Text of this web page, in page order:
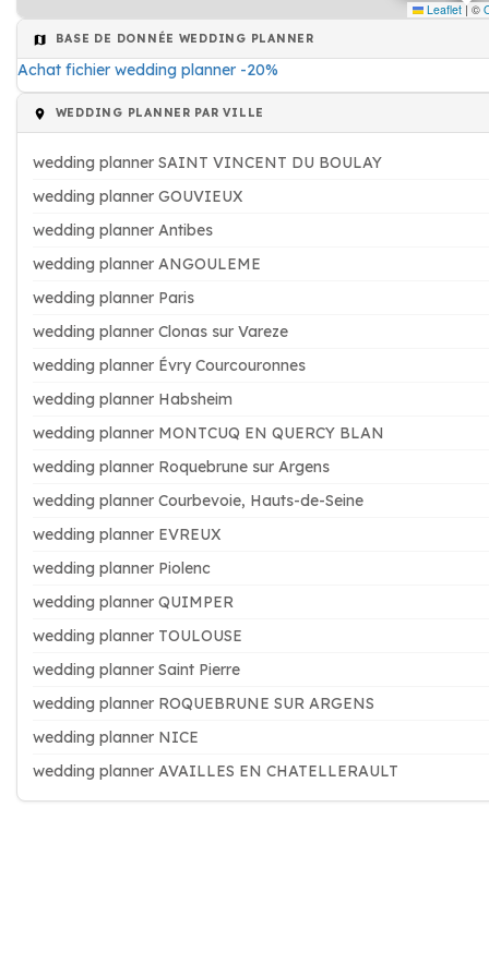
Leaflet | ©
BASE DE DONNÉE WEDDING PLANNER
Achat fichier wedding planner -20%
WEDDING PLANNER PAR VILLE
wedding planner SAINT VINCENT DU BOULAY
wedding planner GOUVIEUX
wedding planner Antibes
wedding planner ANGOULEME
wedding planner Paris
wedding planner Clonas sur Vareze
wedding planner Évry Courcouronnes
wedding planner Habsheim
wedding planner MONTCUQ EN QUERCY BLAN
wedding planner Roquebrune sur Argens
wedding planner Courbevoie, Hauts-de-Seine
wedding planner EVREUX
wedding planner Piolenc
wedding planner QUIMPER
wedding planner TOULOUSE
wedding planner Saint Pierre
wedding planner ROQUEBRUNE SUR ARGENS
wedding planner NICE
wedding planner AVAILLES EN CHATELLERAULT